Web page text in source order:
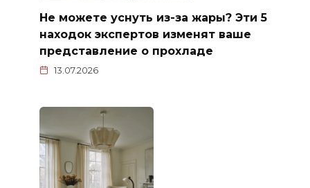
Не можете уснуть из-за жары? Эти 5
находок экспертов изменят ваше
представление о прохладе
13.07.2026